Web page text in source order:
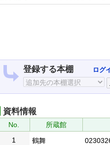
登録する本棚 ログ
資料情報
No. 所蔵館
1
鶴舞